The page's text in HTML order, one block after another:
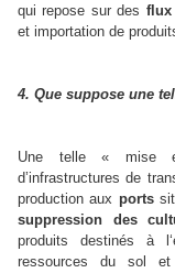
qui repose sur des flux
et importation de
4. Que suppose une
Une telle « mise
d’infrastructures de
production aux ports
suppression des
produits destinés à
ressources du sol